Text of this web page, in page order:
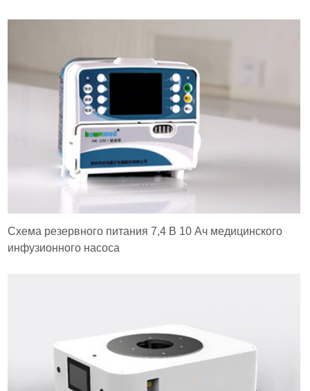
Схема резервного питания 7,4 В 10 Ач медицинского
инфузионного насоса